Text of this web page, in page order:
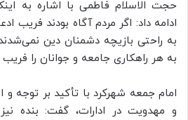
حجت الاسلام فاطمی با اشاره به
ادامه داد: اگر مردم آگاه بودند فریب
به راحتی بازیچه دشمنان دین
به هر راهکاری جامعه و جوانان را
امام جمعه شهرکرد با تأکید بر توجه و
و مهدویت در ادارات، گفت: بنده